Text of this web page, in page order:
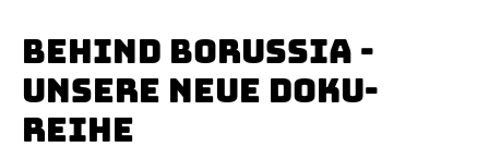
BEHIND BORUSSIA -
UNSERE NEUE DOKU-
REIHE